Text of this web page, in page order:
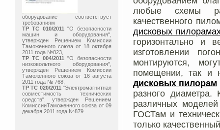
оборудование соответствует
требованиям
ТР ТС 010/2011 "О безопасности
машин и оборудования",
утвержден Решением Комиссии
Таможенного союза от 18 октября
2011 года №823,
ТР ТС 004/2011 "О безопасности
низковольтного оборудования",
утвержден Решением Комиссии
Таможенного союза от 16 августа
2011 года № 768,
ТР ТС 020/2011 "Электромагнитная
совместимость технических
средств", утвержден Решением
КомиссииТаможенного союза от 09
декабря 2011 года №879.
любые схемы
качественного
дисковых
горизонтально и
изготовлении
монтируются,
помещении, так и
дисковых пилорам
разного
различных моделей
ГОСТам и
только